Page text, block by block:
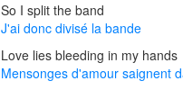
So I split the band
J'ai donc divisé la bande
Love lies bleeding in my hands
Mensonges d'amour saignent